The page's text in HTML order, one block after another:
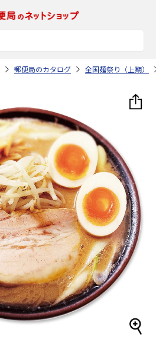
郵便局のカタログ 全国麺祭り（上期）